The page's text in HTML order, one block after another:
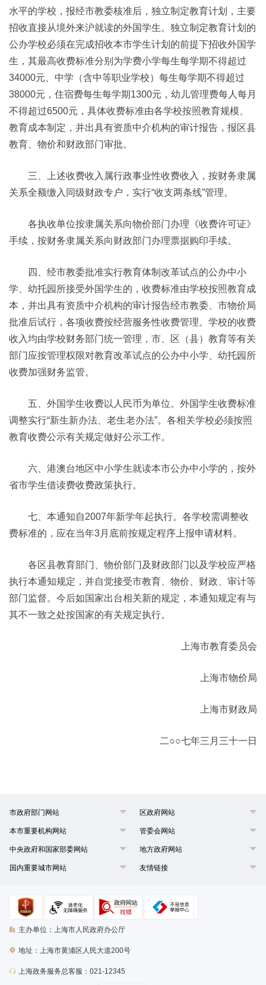
水平的学校，报经市教委核准后，独立制定教育计划，主要
招收直接从境外来沪就读的外国学生。独立制定教育计划的
公办学校必须在完成招收本市学生计划的前提下招收外国学
生，其最高收费标准分别为学费小学每生每学期不得超过
34000元、中学（含中等职业学校）每生每学期不得超过
38000元，住宿费每生每学期1300元，幼儿管理费每人每月
不得超过6500元，具体收费标准由各学校按照教育规模、
教育成本制定，并出具有资质中介机构的审计报告，报区县
教育、物价和财政部门审批。
三、上述收费收入属行政事业性收费收入，按财务隶属
关系全额缴入同级财政专户，实行“收支两条线”管理。
各执收单位按隶属关系向物价部门办理《收费许可证》
手续，按财务隶属关系向财政部门办理票据购印手续。
四、经市教委批准实行教育体制改革试点的公办中小
学、幼托园所接受外国学生的，收费标准由学校按照教育成
本，并出具有资质中介机构的审计报告经市教委、市物价局
批准后试行，各项收费按经营服务性收费管理。学校的收费
收入均由学校财务部门统一管理，市、区（县）教育等有关
部门应按管理权限对教育改革试点的公办中小学、幼托园所
收费加强财务监管。
五、外国学生收费以人民币为单位。外国学生收费标准
调整实行“新生新办法、老生老办法”。各相关学校必须按照
教育收费公示有关规定做好公示工作。
六、港澳台地区中小学生就读本市公办中小学的，按外
省市学生借读费收费政策执行。
七、本通知自2007年新学年起执行。各学校需调整收
费标准的，应在当年3月底前按规定程序上报申请材料。
各区县教育部门、物价部门及财政部门以及学校应严格
执行本通知规定，并自觉接受市教育、物价、财政、审计等
部门监督。今后如国家出台相关新的规定，本通知规定有与
其不一致之处按国家的有关规定执行。
上海市教育委员会
上海市物价局
上海市财政局
二○○七年三月三十一日
市政府部门网站 区政府网站
本市重要机构网站 管委会网站
中央政府和国家部委网站 地方政府网站
国内重要城市网站 友情链接
主办单位：上海市人民政府办公厅
地址：上海市黄浦区人民大道200号
上海政务服务总客服：021-12345